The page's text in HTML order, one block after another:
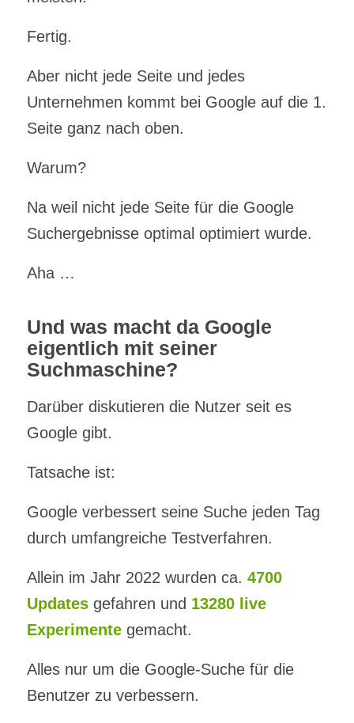
Fertig.
Aber nicht jede Seite und jedes
Unternehmen kommt bei Google auf die 1.
Seite ganz nach oben.
Warum?
Na weil nicht jede Seite für die Google
Suchergebnisse optimal optimiert wurde.
Aha …
Und was macht da Google
eigentlich mit seiner
Suchmaschine?
Darüber diskutieren die Nutzer seit es
Google gibt.
Tatsache ist:
Google verbessert seine Suche jeden Tag
durch umfangreiche Testverfahren.
Allein im Jahr 2022 wurden ca. 4700
Updatesgefahren und 13280 live
Experimentegemacht.
Alles nur um die Google-Suche für die
Benutzer zu verbessern.